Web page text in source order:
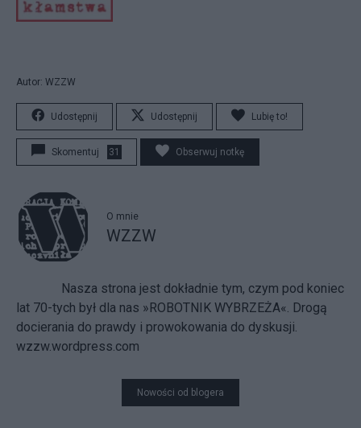
Autor: WZZW
Udostępnij Udostępnij Lubię to!
Skomentuj 31 Obserwuj notkę
O mnie
WZZW
Nasza strona jest dokładnie tym, czym pod koniec
lat 70-tych był dla nas »ROBOTNIK WYBRZEŻA«. Drogą
docierania do prawdy i prowokowania do dyskusji.
wzzw.wordpress.com
Nowości od blogera